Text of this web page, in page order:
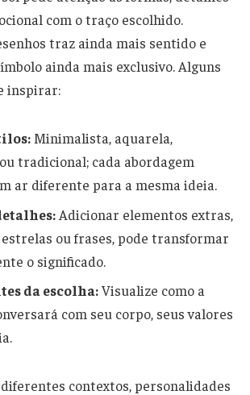
com o traço escolhido.
traz ainda mais sentido e
ainda mais exclusivo. Alguns
inspirar:
Minimalista, aquarela,
tradicional; cada abordagem
ar diferente para a mesma ideia.
Adicionar elementos extras,
estrelas ou frases, pode transformar
o significado.
da escolha:Visualize como a
com seu corpo, seus valores
contextos, personalidades